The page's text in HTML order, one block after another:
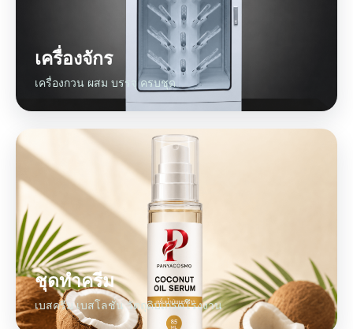
เครื่องจักร
เครื่องกวน ผสม บรรจุ ครบชุด
ชุดทำครีม
เบสครีม เบสโลชั่น วัตถุดิบเกรดโรงงาน